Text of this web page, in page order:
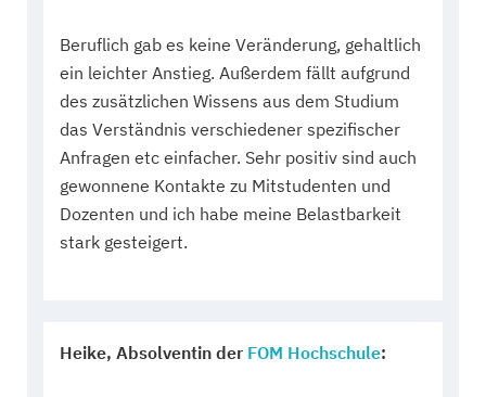
Beruflich gab es keine Veränderung, gehaltlich
ein leichter Anstieg. Außerdem fällt aufgrund
des zusätzlichen Wissens aus dem Studium
das Verständnis verschiedener spezifischer
Anfragen etc einfacher. Sehr positiv sind auch
gewonnene Kontakte zu Mitstudenten und
Dozenten und ich habe meine Belastbarkeit
stark gesteigert.
Heike, Absolventin der FOM Hochschule: